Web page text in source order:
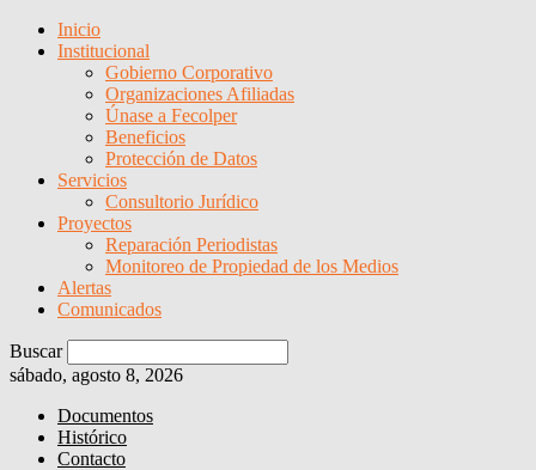
Inicio
Institucional
Gobierno Corporativo
Organizaciones Afiliadas
Únase a Fecolper
Beneficios
Protección de Datos
Servicios
Consultorio Jurídico
Proyectos
Reparación Periodistas
Monitoreo de Propiedad de los Medios
Alertas
Comunicados
Buscar
sábado, agosto 8, 2026
Documentos
Histórico
Contacto